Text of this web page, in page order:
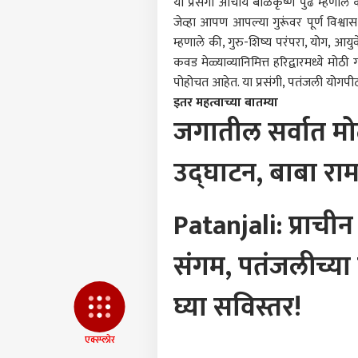
एक्स्प्लोर
जेव्हा आपण आपल्या गुरूंवर पूर्ण
म्हणाले की, गुरु-शिष्य परंपरा, योग,
कवड मेळ्याव्यानिमित्त हरिद्वारमध्ये
पोहोचत आहेत. या प्रसंगी, पतंजली
इतर महत्वाच्या बातम्या
जगातील सर्वात
उद्घाटन, बाबा
Patanjali:
संगम,
घ्या सविस्तर!
आमच्यासोबत जाहिरात करा
प्रायव्हसी पॉलिसी
संपर्क साधा
करिअर
फीडबॅक
आमच्याबद्दल
LOGIN
पूर्ण
माहिती